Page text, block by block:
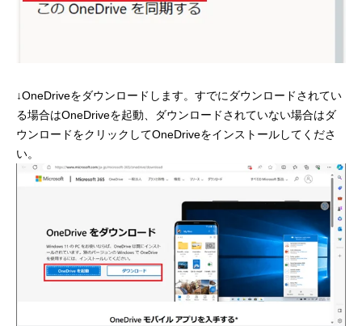
↓OneDriveをダウンロードします。すでにダウンロードされてい
る場合はOneDriveを起動、ダウンロードされていない場合はダ
ウンロードをクリックしてOneDriveをインストールしてくださ
い。